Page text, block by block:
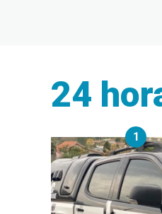
24
1